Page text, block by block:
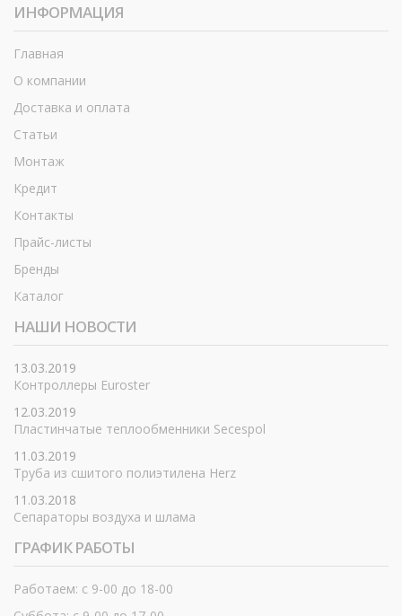
ИНФОРМАЦИЯ
Главная
О компании
Доставка и оплата
Статьи
Монтаж
Кредит
Контакты
Прайс-листы
Бренды
Каталог
НАШИ НОВОСТИ
13.03.2019
Контроллеры Euroster
12.03.2019
Пластинчатые теплообменники Secespol
11.03.2019
Труба из сшитого полиэтилена Herz
11.03.2018
Сепараторы воздуха и шлама
ГРАФИК РАБОТЫ
Работаем: с 9-00 до 18-00